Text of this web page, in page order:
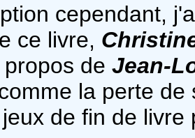
cependant,
ce livre,
de Jean-
la perte
de fin de livre